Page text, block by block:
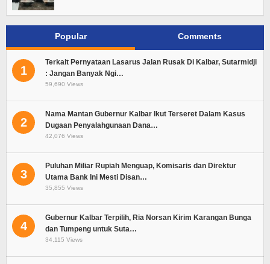
Popular Comments
1
Terkait Pernyataan Lasarus Jalan Rusak Di Kalbar, Sutarmidji
: Jangan Banyak Ngi…
59,690 Views
2
Nama Mantan Gubernur Kalbar Ikut Terseret Dalam Kasus
Dugaan Penyalahgunaan Dana…
42,076 Views
3
Puluhan Miliar Rupiah Menguap, Komisaris dan Direktur
Utama Bank Ini Mesti Disan…
35,855 Views
4
Gubernur Kalbar Terpilih, Ria Norsan Kirim Karangan Bunga
dan Tumpeng untuk Suta…
34,115 Views